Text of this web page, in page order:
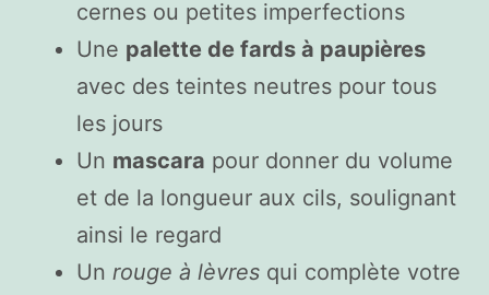
cernes ou petites imperfections
Une palette de fards à paupières
avec des teintes neutres pour tous
les jours
Un mascara pour donner du volume
et de la longueur aux cils, soulignant
ainsi le regard
Un rouge à lèvres qui complète votre